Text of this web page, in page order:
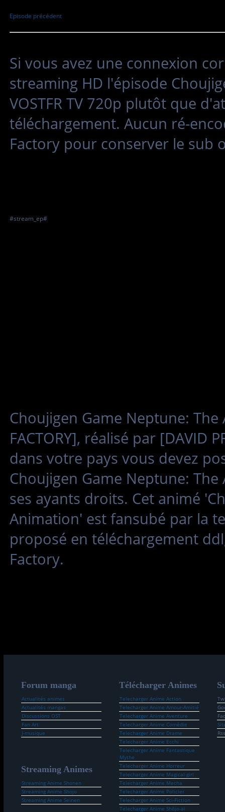
Episode précédent
Si vous avez une connexion
streaming HD l'épisode
VOSTFR TV 720p plutôt que
téléchargement. Aucun ré-
Factory pour conserver le sub
#stream_ep#
Choujigen Game Neptune:
FACTORY], réalisé par [DAVID
dans votre pays vous devez
Choujigen Game Neptune:
ses ayants droits. Cet animé
Animation' est fansubé par la
proposé en téléchargement
Factory.
Forum manga
Actualités animes
Actualités mangas
Discussions OST
Fan Art
J-musique
Streaming Animes
Streaming Anime Shonen
Streaming Anime Shojo
Streaming Anime Seinen
Télécharger Animes
Telecharger Anime Action
Telecharger Anime Amour-Amitié
Telecharger Anime Aventure
Telecharger Anime Comédie
Telecharger Anime Drame
Telecharger Anime Ecchi
Telecharger Anime Fantastique
Mythe
Telecharger Anime Horreur
Telecharger Anime Magical-girl
Telecharger Anime Mecha
Telecharger Anime Policier
Telecharger Anime Sci-Fiction
Telecharger Anime Shōjo-ai
Rss